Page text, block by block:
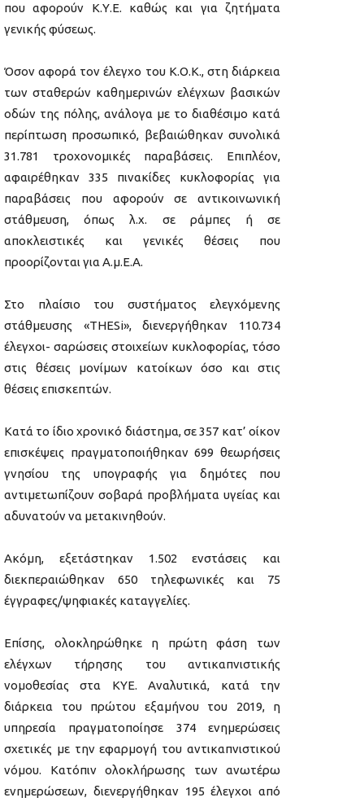
που αφορούν Κ.Υ.Ε. καθώς και για ζητήματα
γενικής φύσεως.
Όσον αφορά τον έλεγχο του Κ.Ο.Κ., στη διάρκεια
των σταθερών καθημερινών ελέγχων βασικών
οδών της πόλης, ανάλογα με το διαθέσιμο κατά
περίπτωση προσωπικό, βεβαιώθηκαν συνολικά
31.781 τροχονομικές παραβάσεις. Επιπλέον,
αφαιρέθηκαν 335 πινακίδες κυκλοφορίας για
παραβάσεις που αφορούν σε αντικοινωνική
στάθμευση, όπως λ.χ. σε ράμπες ή σε
αποκλειστικές και γενικές θέσεις που
προορίζονται για Α.μ.Ε.Α.
Στο πλαίσιο του συστήματος ελεγχόμενης
στάθμευσης «THESi», διενεργήθηκαν 110.734
έλεγχοι- σαρώσεις στοιχείων κυκλοφορίας, τόσο
στις θέσεις μονίμων κατοίκων όσο και στις
θέσεις επισκεπτών.
Κατά το ίδιο χρονικό διάστημα, σε 357 κατ’ οίκον
επισκέψεις πραγματοποιήθηκαν 699 θεωρήσεις
γνησίου της υπογραφής για δημότες που
αντιμετωπίζουν σοβαρά προβλήματα υγείας και
αδυνατούν να μετακινηθούν.
Ακόμη, εξετάστηκαν 1.502 ενστάσεις και
διεκπεραιώθηκαν 650 τηλεφωνικές και 75
έγγραφες/ψηφιακές καταγγελίες.
Επίσης, ολοκληρώθηκε η πρώτη φάση των
ελέγχων τήρησης του αντικαπνιστικής
νομοθεσίας στα ΚΥΕ. Αναλυτικά, κατά την
διάρκεια του πρώτου εξαμήνου του 2019, η
υπηρεσία πραγματοποίησε 374 ενημερώσεις
σχετικές με την εφαρμογή του αντικαπνιστικού
νόμου. Κατόπιν ολοκλήρωσης των ανωτέρω
ενημερώσεων, διενεργήθηκαν 195 έλεγχοι από